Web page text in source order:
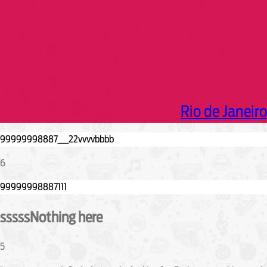
Rio de Janeiro
6
sssssNothing here
5